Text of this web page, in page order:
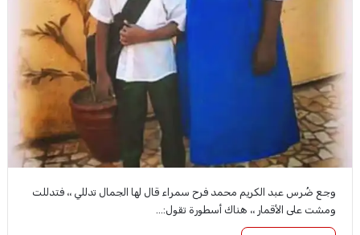
وجع ضُرس عبد الكريم محمد فرح سمراء قال لها الجمال تدللي ،، فتدللت
ومشت على الأقمار ،، هناك أسطورة تقول:…